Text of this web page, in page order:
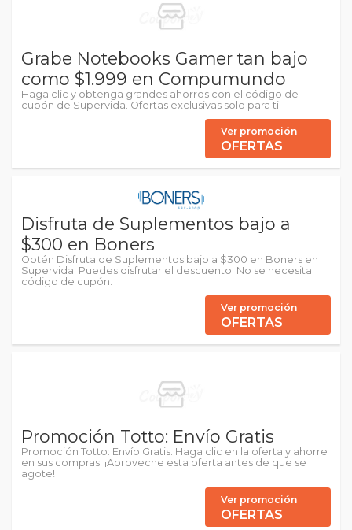
Grabe Notebooks Gamer tan bajo
como $1.999 en Compumundo
Haga clic y obtenga grandes ahorros con el código de
cupón de Supervida. Ofertas exclusivas solo para ti.
Ver promoción
OFERTAS
Disfruta de Suplementos bajo a
$300 en Boners
Obtén Disfruta de Suplementos bajo a $300 en Boners en
Supervida. Puedes disfrutar el descuento. No se necesita
código de cupón.
Ver promoción
OFERTAS
Promoción Totto: Envío Gratis
Promoción Totto: Envío Gratis. Haga clic en la oferta y ahorre
en sus compras. ¡Aproveche esta oferta antes de que se
agote!
Ver promoción
OFERTAS